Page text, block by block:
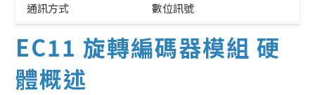
通訊方式 數位訊號
EC11 旋轉編碼器模組 硬
體概述